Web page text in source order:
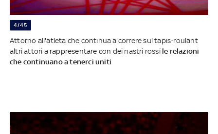
4/45
Attorno all'atleta che continua a correre sul tapis-roulant
altri attori a rappresentare con dei nastri rossi le relazioni
che continuano a tenerci uniti